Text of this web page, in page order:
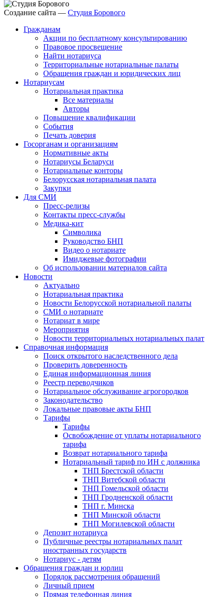
Создание сайта — Студия Борового
Гражданам
Акции по бесплатному консультированию
Правовое просвещение
Найти нотариуса
Территориальные нотариальные палаты
Обращения граждан и юридических лиц
Нотариусам
Нотариальная практика
Все материалы
Авторы
Повышение квалификации
События
Печать доверия
Госорганам и организациям
Нормативные акты
Нотариусы Беларуси
Нотариальные конторы
Белорусская нотариальная палата
Закупки
Для СМИ
Пресс-релизы
Контакты пресс-службы
Медика-кит
Символика
Руководство БНП
Видео о нотариате
Имиджевые фотографии
Об использовании материалов сайта
Новости
Актуально
Нотариальная практика
Новости Белорусской нотариальной палаты
СМИ о нотариате
Нотариат в мире
Мероприятия
Новости территориальных нотариальных палат
Справочная информация
Поиск открытого наследственного дела
Проверить доверенность
Единая информационная линия
Реестр переводчиков
Нотариальное обслуживание агрогородков
Законодательство
Локальные правовые акты БНП
Тарифы
Тарифы
Освобождение от уплаты нотариального
тарифа
Возврат нотариального тарифа
Нотариальный тариф по ИН с должника
ТНП Брестской области
ТНП Витебской области
ТНП Гомельской области
ТНП Гродненской области
ТНП г. Минска
ТНП Минской области
ТНП Могилевской области
Депозит нотариуса
Публичные реестры нотариальных палат
иностранных государств
Нотариус - детям
Обращения граждан и юрлиц
Порядок рассмотрения обращений
Личный прием
Прямая телефонная линия